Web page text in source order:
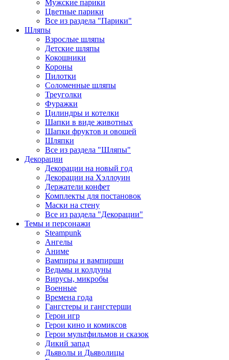
Мужские парики
Цветные парики
Все из раздела "Парики"
Шляпы
Взрослые шляпы
Детские шляпы
Кокошники
Короны
Пилотки
Соломенные шляпы
Треуголки
Фуражки
Цилиндры и котелки
Шапки в виде животных
Шапки фруктов и овощей
Шляпки
Все из раздела "Шляпы"
Декорации
Декорации на новый год
Декорации на Хэллоуин
Держатели конфет
Комплекты для постановок
Маски на стену
Все из раздела "Декорации"
Темы и персонажи
Steampunk
Ангелы
Аниме
Вампиры и вампирши
Ведьмы и колдуны
Вирусы, микробы
Военные
Времена года
Гангстеры и гангстерши
Герои игр
Герои кино и комиксов
Герои мультфильмов и сказок
Дикий запад
Дьяволы и Дьяволицы